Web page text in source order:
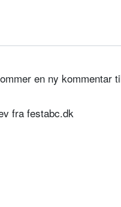
en ny kommentar
fra festabc.dk